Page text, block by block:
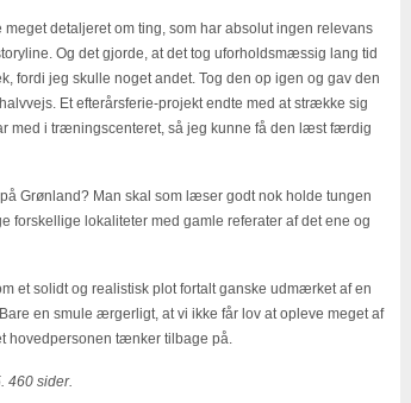
detaljeret om ting, som har absolut ingen relevans
Og det gjorde, at det tog uforholdsmæssig lang tid
fordi jeg skulle noget andet. Tog den op igen og gav den
Et efterårsferie-projekt endte med at strække sig
med i træningscenteret, så jeg kunne få den læst færdig
Grønland? Man skal som læser godt nok holde tungen
forskellige lokaliteter med gamle referater af det ene og
et solidt og realistisk plot fortalt ganske udmærket af en
en smule ærgerligt, at vi ikke får lov at opleve meget af
hovedpersonen tænker tilbage på.
460 sider.